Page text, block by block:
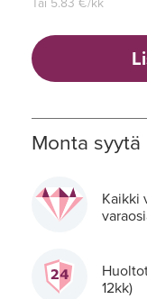
Tai 5.83 €/kk
Monta syytä
Kaikki
12kk)